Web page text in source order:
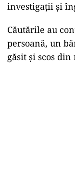
investigații și
Căutările au
persoană, un
găsit și scos